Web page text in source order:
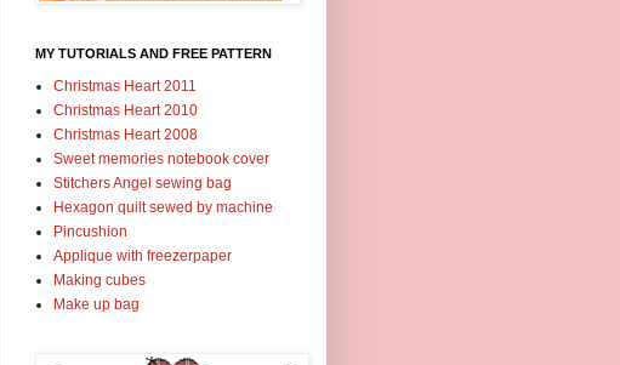
MY TUTORIALS AND FREE PATTERN
Christmas Heart 2011
Christmas Heart 2010
Christmas Heart 2008
Sweet memories notebook cover
Stitchers Angel sewing bag
Hexagon quilt sewed by machine
Pincushion
Applique with freezerpaper
Making cubes
Make up bag